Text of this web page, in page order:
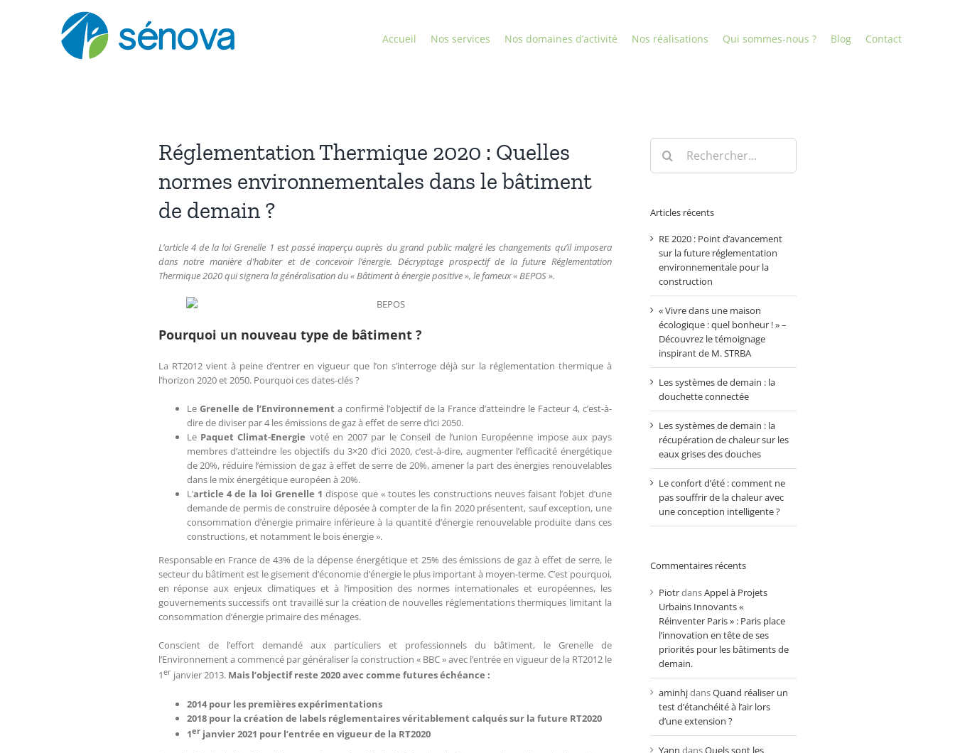
Accueil Nos services Nos domaines d’activité Nos réalisations Qui sommes-nous ? Blog Contact
Réglementation Thermique 2020 : Quelles
normes environnementales dans le bâtiment
de demain ?
L’article 4 de la loi Grenelle 1 est passé inaperçu auprès du grand public malgré les changements qu’il imposera
dans notre manière d’habiter et de concevoir l’énergie. Décryptage prospectif de la future Réglementation
Thermique 2020 qui signera la généralisation du « Bâtiment à énergie positive », le fameux « BEPOS ».
Pourquoi un nouveau type de bâtiment ?
La RT2012 vient à peine d’entrer en vigueur que l’on s’interroge déjà sur la réglementation thermique à
l’horizon 2020 et 2050. Pourquoi ces dates-clés ?
Le Grenelle de l’Environnement a confirmé l’objectif de la France d’atteindre le Facteur 4, c’est-à-
dire de diviser par 4 les émissions de gaz à effet de serre d’ici 2050.
Le Paquet Climat-Energie voté en 2007 par le Conseil de l’union Européenne impose aux pays
membres d’atteindre les objectifs du 3×20 d’ici 2020, c’est-à-dire, augmenter l’efficacité énergétique
de 20%, réduire l’émission de gaz à effet de serre de 20%, amener la part des énergies renouvelables
dans le mix énergétique européen à 20%.
L’article 4 de la loi Grenelle 1 dispose que « toutes les constructions neuves faisant l’objet d’une
demande de permis de construire déposée à compter de la fin 2020 présentent, sauf exception, une
consommation d’énergie primaire inférieure à la quantité d’énergie renouvelable produite dans ces
constructions, et notamment le bois énergie ».
Responsable en France de 43% de la dépense énergétique et 25% des émissions de gaz à effet de serre, le
secteur du bâtiment est le gisement d’économie d’énergie le plus important à moyen-terme. C’est pourquoi,
en réponse aux enjeux climatiques et à l’imposition des normes internationales et européennes, les
gouvernements successifs ont travaillé sur la création de nouvelles réglementations thermiques limitant la
consommation d’énergie primaire des ménages.
Conscient de l’effort demandé aux particuliers et professionnels du bâtiment, le Grenelle de
l’Environnement a commencé par généraliser la construction « BBC » avec l’entrée en vigueur de la RT2012 le
1erjanvier 2013. Mais l’objectif reste 2020 avec comme futures échéance :
2014 pour les premières expérimentations
2018 pour la création de labels réglementaires véritablement calqués sur la future RT2020
1erjanvier 2021 pour l’entrée en vigueur de la RT2020
Rechercher:
Articles récents
RE 2020 : Point d’avancement
sur la future réglementation
environnementale pour la
construction
« Vivre dans une maison
écologique : quel bonheur ! » –
Découvrez le témoignage
inspirant de M. STRBA
Les systèmes de demain : la
douchette connectée
Les systèmes de demain : la
récupération de chaleur sur les
eaux grises des douches
Le confort d’été : comment ne
pas souffrir de la chaleur avec
une conception intelligente ?
Commentaires récents
PiotrdansAppel à Projets
Urbains Innovants «
Réinventer Paris » : Paris place
l’innovation en tête de ses
priorités pour les bâtiments de
demain.
aminhjdansQuand réaliser un
test d’étanchéité à l’air lors
d’une extension ?
Yann dansQuels sont les